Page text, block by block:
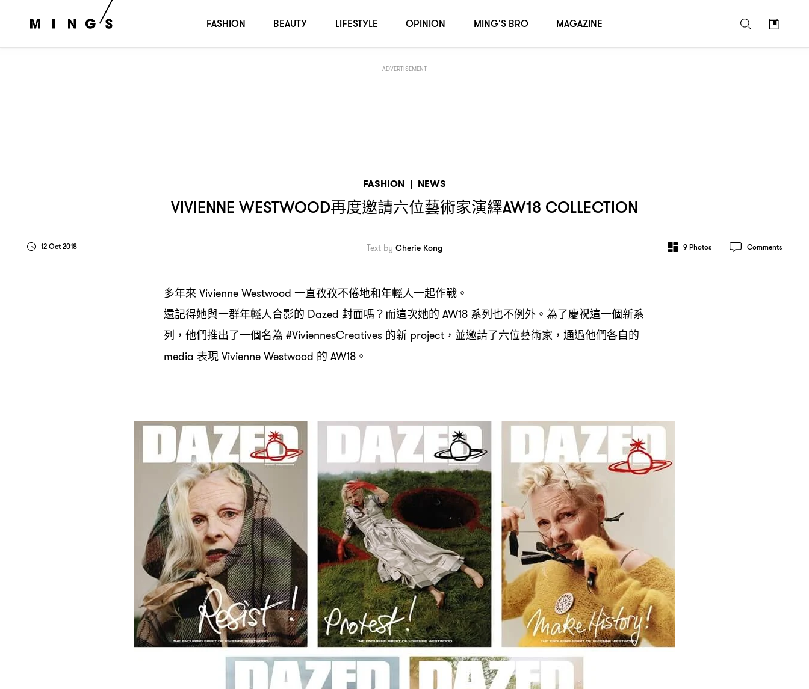
ADVERTISEMENT
FASHION | NEWS
VIVIENNE WESTWOOD再度邀請六位藝術家演繹AW18 COLLECTION
12 Oct 2018 Text by Cherie Kong 9Photos Comments
多年來 Vivienne Westwood 一直孜孜不倦地和年輕人一起作戰。
還記得她與一群年輕人合影的 Dazed 封面嗎？而這次她的 AW18 系列也不例外。為了慶祝這一個新系
列 ， 他們推出了一個名為 #ViviennesCreatives 的新 project， 並邀請了六位藝術家 ， 通過他們各自的
media 表現Vivienne Westwood 的 AW18 。
FASHION BEAUTY LIFESTYLE OPINION MING'S BRO MAGAZINE
Vivienne Westwood AW18 collection